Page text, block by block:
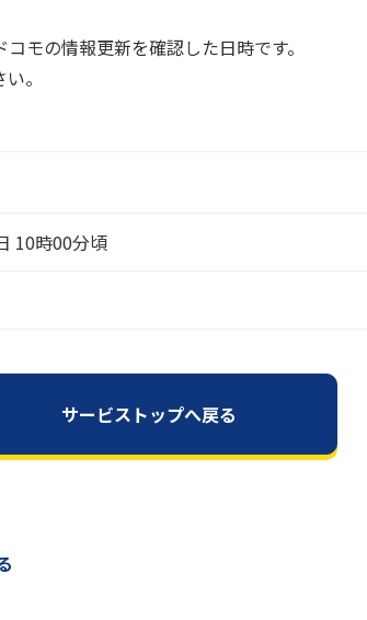
モの情報更新を確認した日時です。
。
10時00分頃
サービストップへ戻る